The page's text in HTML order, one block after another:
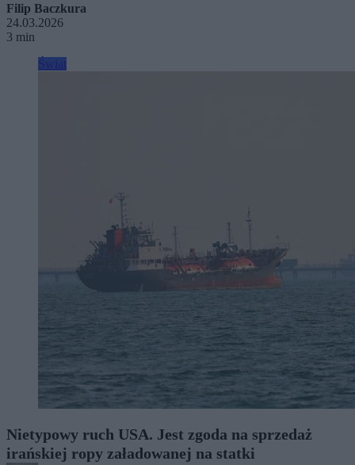
Filip Baczkura
24.03.2026
3 min
Nietypowy ruch USA. Jest zgoda na sprzedaż
irańskiej ropy załadowanej na statki